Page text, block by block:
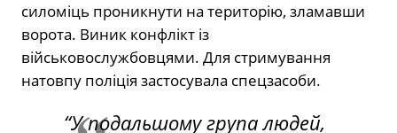
силоміць проникнути на територію, зламавши
ворота. Виник конфлікт із
військовослужбовцями. Для стримування
натовпу поліція застосувала спецзасоби.
“У подальшому група людей,